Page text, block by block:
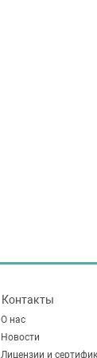
Контакты
О нас
Новости
Лицензии и